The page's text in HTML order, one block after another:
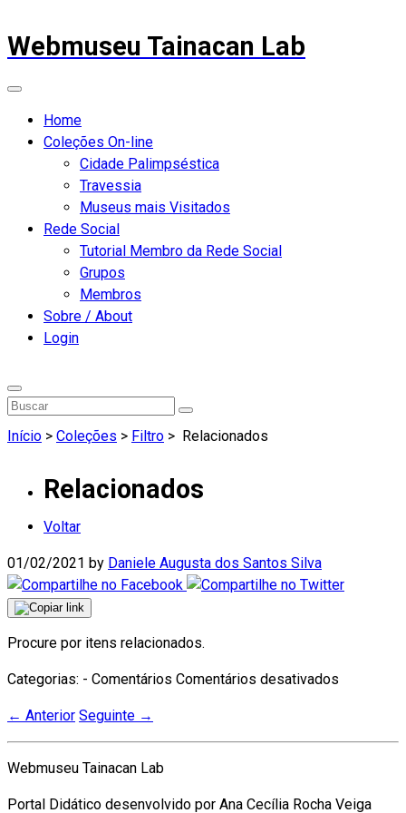
Webmuseu Tainacan Lab
Home
Coleções On-line
Cidade Palimpséstica
Travessia
Museus mais Visitados
Rede Social
Tutorial Membro da Rede Social
Grupos
Membros
Sobre / About
Login
Início > Coleções > Filtro > Relacionados
Relacionados
Voltar
01/02/2021 by Daniele Augusta dos Santos Silva
Procure por itens relacionados.
Categorias: - Comentários Comentários desativados
← Anterior Seguinte →
Webmuseu Tainacan Lab
Portal Didático desenvolvido por Ana Cecília Rocha Veiga